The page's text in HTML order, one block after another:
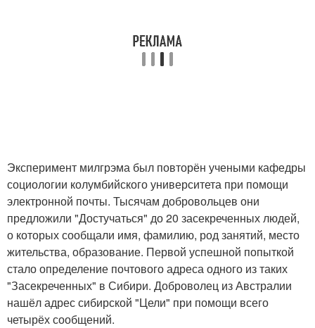
Эксперимент милгрэма был повторён учеными кафедры
социологии колумбийского университета при помощи
электронной почты. Тысячам добровольцев они
предложили "Достучаться" до 20 засекреченных людей,
о которых сообщали имя, фамилию, род занятий, место
жительства, образование. Первой успешной попыткой
стало определение почтового адреса одного из таких
"Засекреченных" в Сибири. Доброволец из Австралии
нашёл адрес сибирской "Цели" при помощи всего
четырёх сообщений.